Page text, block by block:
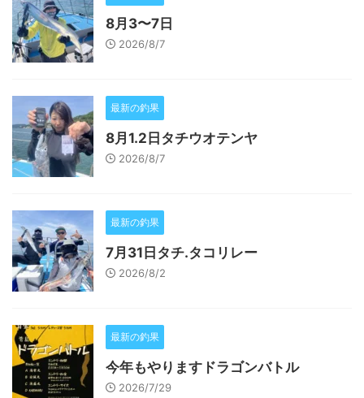
8月3〜7日
2026/8/7
最新の釣果
8月1.2日タチウオテンヤ
2026/8/7
最新の釣果
7月31日タチ.タコリレー
2026/8/2
最新の釣果
今年もやりますドラゴンバトル
2026/7/29